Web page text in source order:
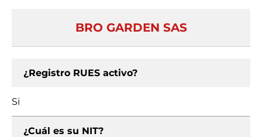
BRO GARDEN SAS
¿Registro RUES activo?
Si
¿Cuál es su NIT?